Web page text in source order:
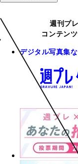
週刊プ
コンテン
デジタル写真集